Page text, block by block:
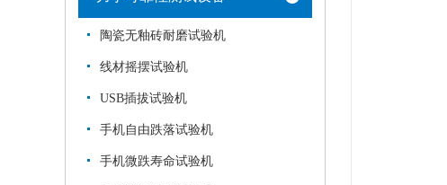
陶瓷无釉砖耐磨试验机
线材摇摆试验机
USB插拔试验机
手机自由跌落试验机
手机微跌寿命试验机